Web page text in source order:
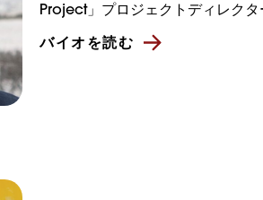
Project」プロジェクトディレクタ
バイオを読む